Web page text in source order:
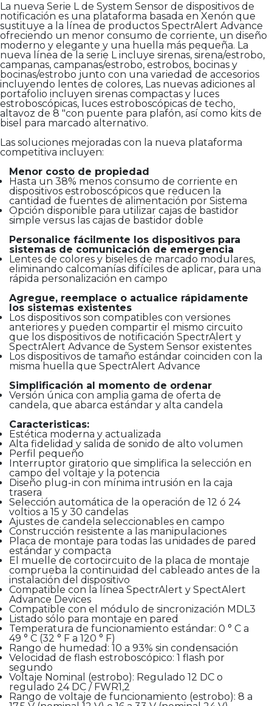
La nueva Serie L de System Sensor de dispositivos de
notificación es una plataforma basada en Xenón que
sustituye a la línea de productos SpectrAlert Advance
ofreciendo un menor consumo de corriente, un diseño
moderno y elegante y una huella más pequeña. La
nueva línea de la serie L incluye sirenas, sirena/estrobo,
campanas, campanas/estrobo, estrobos, bocinas y
bocinas/estrobo junto con una variedad de accesorios
incluyendo lentes de colores, Las nuevas adiciones al
portafolio incluyen sirenas compactas y luces
estroboscópicas, luces estroboscópicas de techo,
altavoz de 8 "con puente para plafón, así como kits de
bisel para marcado alternativo.
Las soluciones mejoradas con la nueva plataforma
competitiva incluyen:
Menor costo de propiedad
Hasta un 38% menos consumo de corriente en
dispositivos estroboscópicos que reducen la
cantidad de fuentes de alimentación por Sistema
Opción disponible para utilizar cajas de bastidor
simple versus las cajas de bastidor doble
Personalice fácilmente los dispositivos para
sistemas de comunicación de emergencia
Lentes de colores y biseles de marcado modulares,
eliminando calcomanías difíciles de aplicar, para una
rápida personalización en campo
Agregue, reemplace o actualice rápidamente
los sistemas existentes
Los dispositivos son compatibles con versiones
anteriores y pueden compartir el mismo circuito
que los dispositivos de notificación SpectrAlert y
SpectrAlert Advance de System Sensor existentes
Los dispositivos de tamaño estándar coinciden con la
misma huella que SpectrAlert Advance
Simplificación al momento de ordenar
Versión única con amplia gama de oferta de
candela, que abarca estándar y alta candela
Caracteristicas:
Estética moderna y actualizada
Alta fidelidad y salida de sonido de alto volumen
Perfil pequeño
Interruptor giratorio que simplifica la selección en
campo del voltaje y la potencia
Diseño plug-in con mínima intrusión en la caja
trasera
Selección automática de la operación de 12 ó 24
voltios a 15 y 30 candelas
Ajustes de candela seleccionables en campo
Construcción resistente a las manipulaciones
Placa de montaje para todas las unidades de pared
estándar y compacta
El muelle de cortocircuito de la placa de montaje
comprueba la continuidad del cableado antes de la
instalación del dispositivo
Compatible con la línea SpectrAlert y SpectAlert
Advance Devices
Compatible con el módulo de sincronización MDL3
Listado sólo para montaje en pared
Temperatura de funcionamiento estándar: 0 ° C a
49 ° C (32 ° F a 120 ° F)
Rango de humedad: 10 a 93% sin condensación
Velocidad de flash estroboscópico: 1 flash por
segundo
Voltaje Nominal (estrobo): Regulado 12 DC o
regulado 24 DC / FWR1,2
Rango de voltaje de funcionamiento (estrobo): 8 a